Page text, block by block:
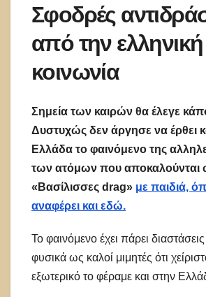
Σφοδρές
από την ελληνική
κοινωνία
Σημεία των καιρών θα έλεγε
Δυστυχώς δεν άργησε να έρθει
Ελλάδα το φαινόμενο της
των ατόμων που αποκαλούνται
«Βασίλισσες drag» με παιδιά,
αναφέρει και εδώ.
Το φαινόμενο έχει πάρει
φυσικά ως καλοί μιμητές ότι
εξωτερικό το φέραμε και στην